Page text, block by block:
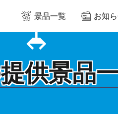
景品一覧 お知
供景品